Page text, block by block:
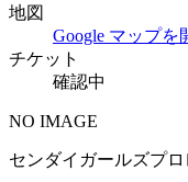
地図
Google マップを
チケット
確認中
NO IMAGE
センダイガールズプ